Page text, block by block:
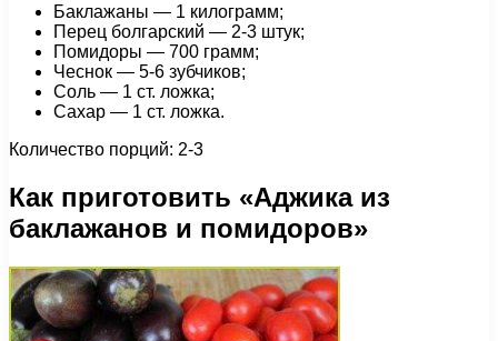
Баклажаны — 1 килограмм;
Перец болгарский — 2-3 штук;
Помидоры — 700 грамм;
Чеснок — 5-6 зубчиков;
Соль — 1 ст. ложка;
Сахар — 1 ст. ложка.
Количество порций: 2-3
Как приготовить «Аджика из
баклажанов и помидоров»